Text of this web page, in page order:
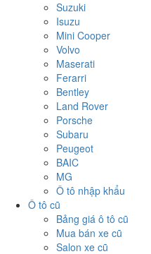
Suzuki
Isuzu
Mini Cooper
Volvo
Maserati
Ferarri
Bentley
Land Rover
Porsche
Subaru
Peugeot
BAIC
MG
Ô tô nhập khẩu
Ô tô cũ
Bảng giá ô tô cũ
Mua bán xe cũ
Salon xe cũ